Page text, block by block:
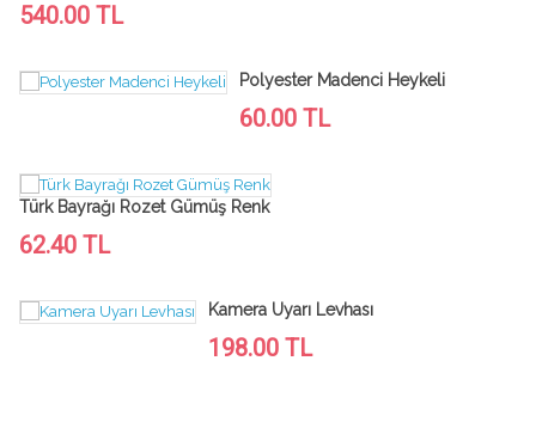
540.00 TL
Polyester Madenci Heykeli
60.00 TL
Türk Bayrağı Rozet Gümüş Renk
62.40 TL
Kamera Uyarı Levhası
198.00 TL